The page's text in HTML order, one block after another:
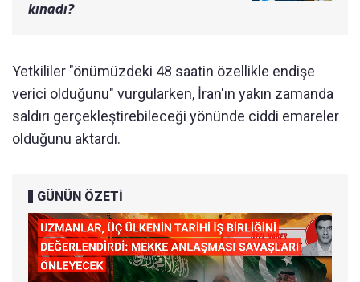
kınadı?
Yetkililer "önümüzdeki 48 saatin özellikle endişe
verici olduğunu" vurgularken, İran'ın yakın zamanda
saldırı gerçekleştirebileceği yönünde ciddi emareler
olduğunu aktardı.
GÜNÜN ÖZETİ